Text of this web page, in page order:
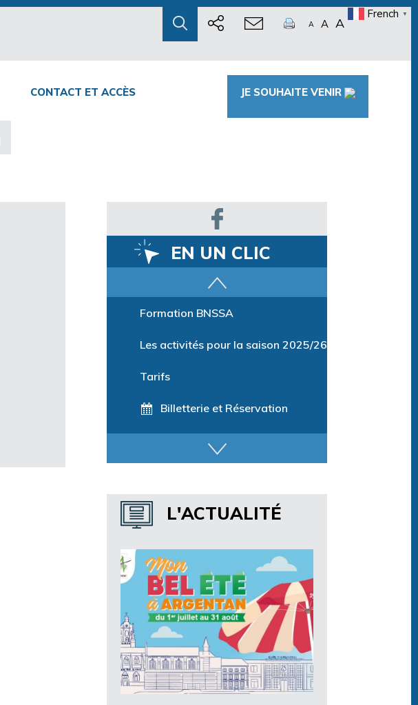
A A A
French ▼
CONTACT ET ACCÈS JE SOUHAITE VENIR
EN UN CLIC
Tarifs
Billetterie et Réservation
Horaires espace détente
Horaires centre aquatique
L'ACTUALITÉ